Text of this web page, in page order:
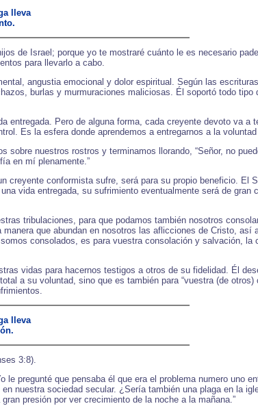
lleva
de Israel; porque yo te mostraré cuánto le es necesario
para llevarlo a cabo.
angustia emocional y dolor espiritual. Según las
burlas y murmuraciones maliciosas. Él soportó todo tipo
entregada. Pero de alguna forma, cada creyente devoto va a
Es la esfera donde aprendemos a entregarnos a la
nuestros rostros y terminamos llorando, “Señor, no
en mí plenamente.”
conformista sufre, será para su propio beneficio. El
vida entregada, su sufrimiento eventualmente será de gran
tribulaciones, para que podamos también nosotros
que abundan en nosotros las aflicciones de Cristo, así
consolados, es para vuestra consolación y salvación, la
vidas para hacernos testigos a otros de su fidelidad. Él
a su voluntad, sino que es también para “vuestra (de
lleva
3:8).
pregunté que pensaba él que era el problema numero uno
nuestra sociedad secular. ¿Sería también una plaga en la
presión por ver crecimiento de la noche a la mañana.”